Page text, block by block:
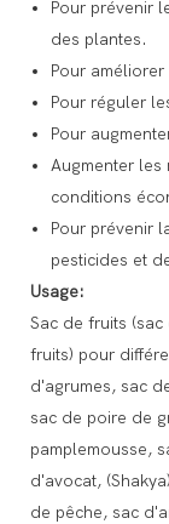
Pour prévenir
des plantes.
Pour
Pour réguler
Pour
Augmenter les
conditions
Pour prévenir
pesticides et
Usage:
Sac de fruits
fruits) pour
d'agrumes, sac
sac de poire de
pamplemousse,
d'avocat,
de pêche, sac